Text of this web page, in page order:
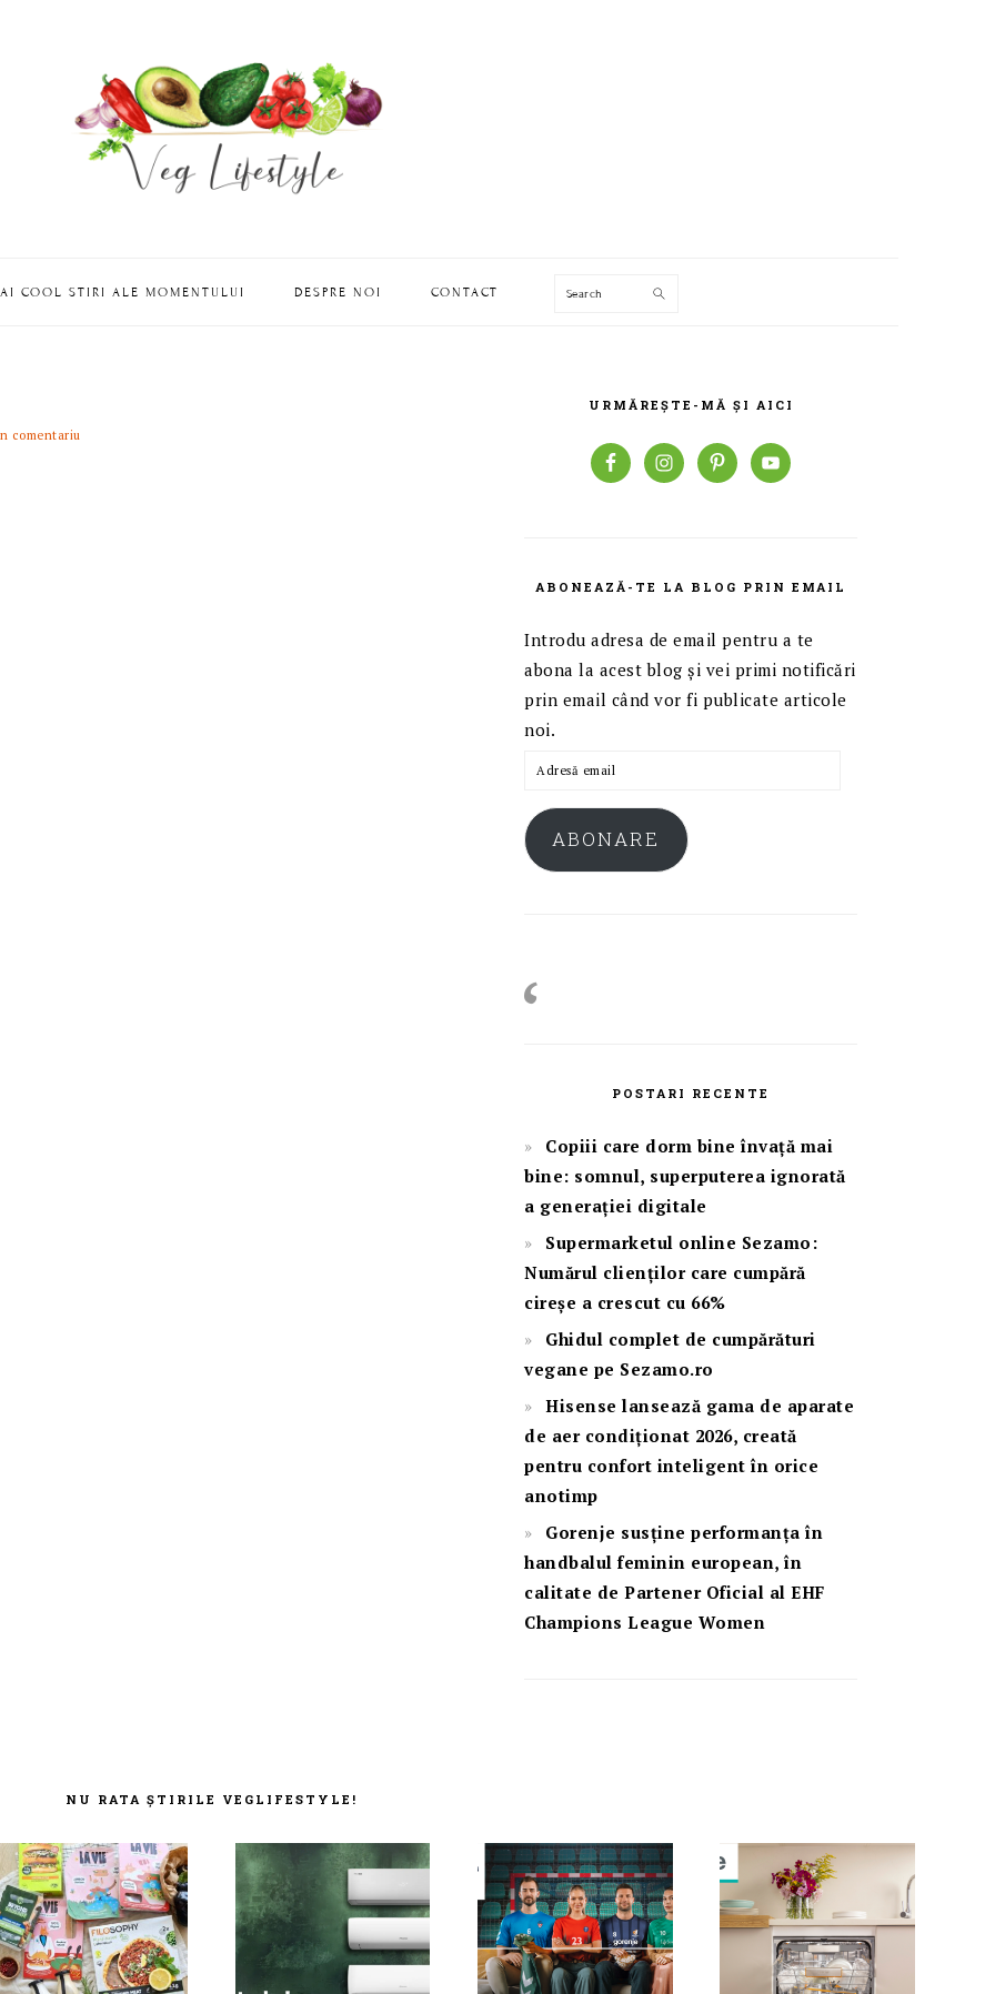
COOL STIRI ALE MOMENTULUI DESPRE NOI CONTACT Search
comentariu
PRINCIPALĂ
URMĂREȘTE-MĂ ȘI AICI
ABONEAZĂ-TE LA BLOG PRIN EMAIL
Introdu adresa de email pentru a te
abona la acest blog și vei primi notificări
prin email când vor fi publicate articole
noi.
Adresă
ABONARE
POSTARI RECENTE
Copiii care dorm bine învață mai
bine: somnul, superputerea ignorată
a generației digitale
Supermarketul online Sezamo:
Numărul clienților care cumpără
cireșe a crescut cu 66%
Ghidul complet de cumpărături
vegane pe Sezamo.ro
Hisense lansează gama de aparate
de aer condiționat 2026, creată
pentru confort inteligent în orice
anotimp
Gorenje susține performanța în
handbalul feminin european, în
calitate de Partener Oficial al EHF
Champions League Women
NU RATA ȘTIRILE VEGLIFESTYLE!